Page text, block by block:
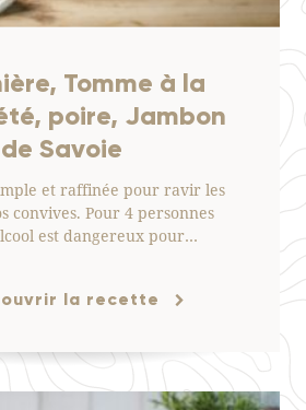
Tomme à la
poire, Jambon
de Savoie
et raffinée pour ravir les
convives. Pour 4 personnes
est dangereux pour…
la recette